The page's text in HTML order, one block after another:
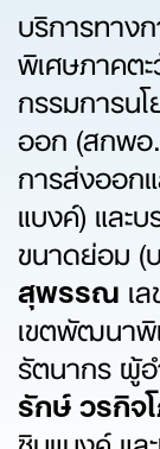
บริการทาง
พิเศษภาคต
กรรมการน
ออก (สกพอ
การส่งออกแ
แบงค์) และ
ขนาดย่อม (
สุพรรณ เ
เขตพัฒนาพิ
รัตนากร ผู้
รักษ์ วรกิจ